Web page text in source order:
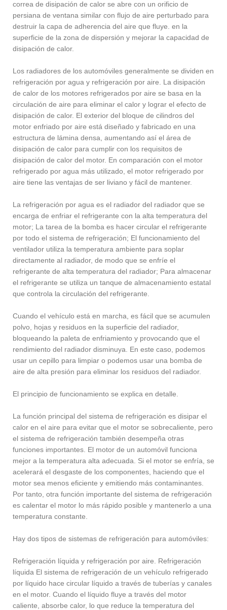
correa de disipación de calor se abre con un orificio de
persiana de ventana similar con flujo de aire perturbado para
destruir la capa de adherencia del aire que fluye. en la
superficie de la zona de dispersión y mejorar la capacidad de
disipación de calor.
Los radiadores de los automóviles generalmente se dividen en
refrigeración por agua y refrigeración por aire. La disipación
de calor de los motores refrigerados por aire se basa en la
circulación de aire para eliminar el calor y lograr el efecto de
disipación de calor. El exterior del bloque de cilindros del
motor enfriado por aire está diseñado y fabricado en una
estructura de lámina densa, aumentando así el área de
disipación de calor para cumplir con los requisitos de
disipación de calor del motor. En comparación con el motor
refrigerado por agua más utilizado, el motor refrigerado por
aire tiene las ventajas de ser liviano y fácil de mantener.
La refrigeración por agua es el radiador del radiador que se
encarga de enfriar el refrigerante con la alta temperatura del
motor; La tarea de la bomba es hacer circular el refrigerante
por todo el sistema de refrigeración; El funcionamiento del
ventilador utiliza la temperatura ambiente para soplar
directamente al radiador, de modo que se enfríe el
refrigerante de alta temperatura del radiador; Para almacenar
el refrigerante se utiliza un tanque de almacenamiento estatal
que controla la circulación del refrigerante.
Cuando el vehículo está en marcha, es fácil que se acumulen
polvo, hojas y residuos en la superficie del radiador,
bloqueando la paleta de enfriamiento y provocando que el
rendimiento del radiador disminuya. En este caso, podemos
usar un cepillo para limpiar o podemos usar una bomba de
aire de alta presión para eliminar los residuos del radiador.
El principio de funcionamiento se explica en detalle.
La función principal del sistema de refrigeración es disipar el
calor en el aire para evitar que el motor se sobrecaliente, pero
el sistema de refrigeración también desempeña otras
funciones importantes. El motor de un automóvil funciona
mejor a la temperatura alta adecuada. Si el motor se enfría, se
acelerará el desgaste de los componentes, haciendo que el
motor sea menos eficiente y emitiendo más contaminantes.
Por tanto, otra función importante del sistema de refrigeración
es calentar el motor lo más rápido posible y mantenerlo a una
temperatura constante.
Hay dos tipos de sistemas de refrigeración para automóviles:
Refrigeración líquida y refrigeración por aire. Refrigeración
líquida El sistema de refrigeración de un vehículo refrigerado
por líquido hace circular líquido a través de tuberías y canales
en el motor. Cuando el líquido fluye a través del motor
caliente, absorbe calor, lo que reduce la temperatura del